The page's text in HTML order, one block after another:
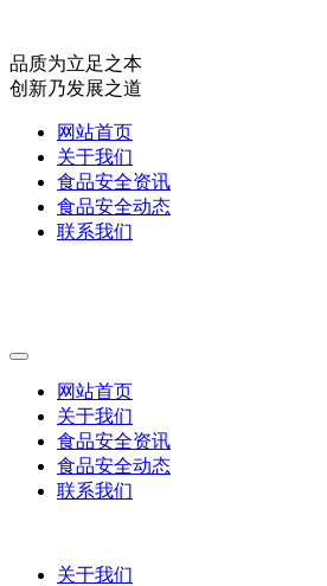
品质为立足之本
创新乃发展之道
网站首页
关于我们
食品安全资讯
食品安全动态
联系我们
网站首页
关于我们
食品安全资讯
食品安全动态
联系我们
关于我们